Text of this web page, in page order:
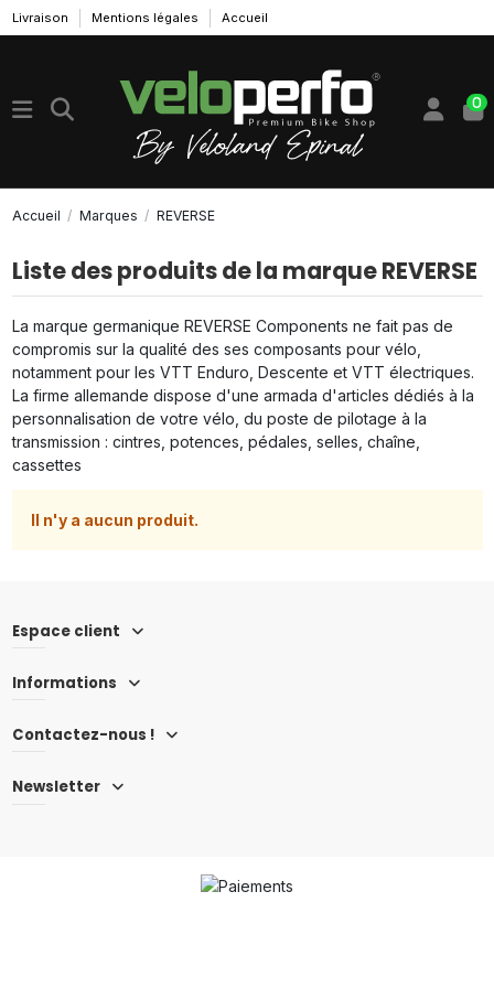
Livraison Mentions légales Accueil
0
Accueil Marques REVERSE
Liste des produits de la marque REVERSE
La marque germanique REVERSE Components ne fait pas de
compromis sur la qualité des ses composants pour vélo,
notamment pour les VTT Enduro, Descente et VTT électriques.
La firme allemande dispose d'une armada d'articles dédiés à la
personnalisation de votre vélo, du poste de pilotage à la
transmission : cintres, potences, pédales, selles, chaîne,
cassettes
Il n'y a aucun produit.
Espace client
Informations
Contactez-nous !
Newsletter